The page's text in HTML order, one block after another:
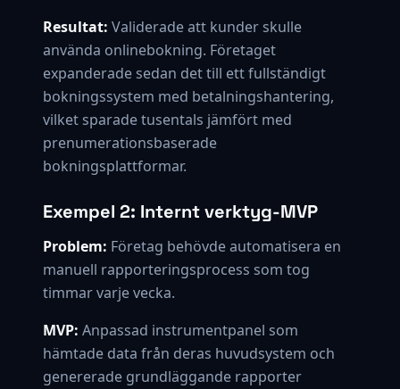
Resultat: Validerade att kunder skulle
använda onlinebokning. Företaget
expanderade sedan det till ett fullständigt
bokningssystem med betalningshantering,
vilket sparade tusentals jämfört med
prenumerationsbaserade
bokningsplattformar.
Exempel 2: Internt verktyg-MVP
Problem: Företag behövde automatisera en
manuell rapporteringsprocess som tog
timmar varje vecka.
MVP: Anpassad instrumentpanel som
hämtade data från deras huvudsystem och
genererade grundläggande rapporter